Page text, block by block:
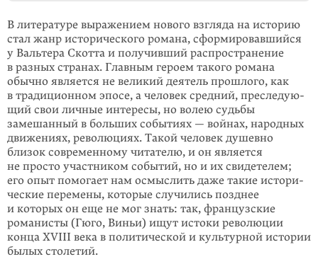
В литературе выражением нового взгляда на историю
стал жанр исторического романа, сформировавшийся
у Вальтера Скотта и получивший распространение
в разных странах. Главным героем такого романа
обычно является не великий деятель прошлого, как
в традиционном эпосе, а человек средний, преследую­
щий свои личные интересы, но волею судьбы
замешанный в больших собы­тиях — войнах, народных
движениях, революциях. Такой человек душевно
близок современному читателю, и он является
не просто участником событий, но и их свидетелем;
его опыт помогает нам осмыслить даже такие истори­
ческие перемены, которые случились позднее
и которых он еще не мог знать: так, французские
романисты (Гюго, Виньи) ищут истоки революции
конца XVIII века в политической и культурной истории
былых столетий.